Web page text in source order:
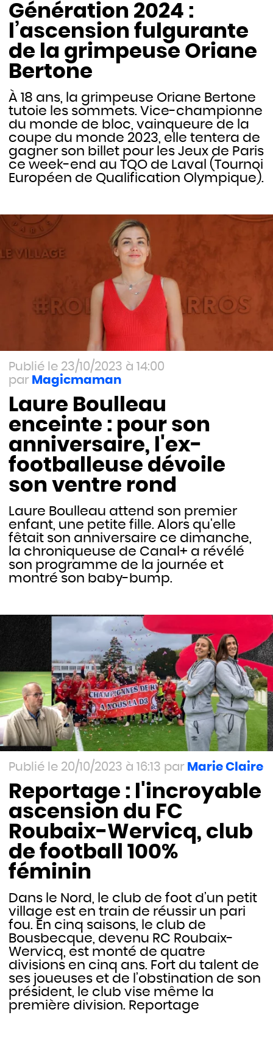
Génération 2024 :
l’ascension fulgurante
de la grimpeuse Oriane
Bertone
À 18 ans, la grimpeuse Oriane Bertone
tutoie les sommets. Vice-championne
du monde de bloc, vainqueure de la
coupe du monde 2023, elle tentera de
gagner son billet pour les Jeux de Paris
ce week-end au TQO de Laval (Tournoi
Européen de Qualification Olympique).
23/10/2023 à 14:00
Magicmaman
Laure Boulleau
enceinte : pour son
anniversaire, l'ex-
footballeuse dévoile
son ventre rond
Laure Boulleau attend son premier
enfant, une petite fille. Alors qu'elle
fêtait son anniversaire ce dimanche,
la chroniqueuse de Canal+ a révélé
son programme de la journée et
montré son baby-bump.
20/10/2023 à 16:13 Marie Claire
Reportage : l'incroyable
ascension du FC
Roubaix-Wervicq, club
de football 100%
féminin
Dans le Nord, le club de foot d’un petit
village est en train de réussir un pari
fou. En cinq saisons, le club de
Bousbecque, devenu RC Roubaix-
Wervicq, est monté de quatre
divisions en cinq ans. Fort du talent de
ses joueuses et de l’obstination de son
président, le club vise même la
première division. Reportage